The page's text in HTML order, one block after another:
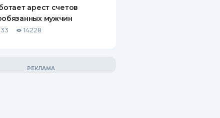
арест счетов
мужчин
14228